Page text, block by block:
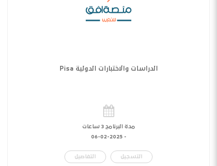
الدراسات والاختبارات الدولية Pisa
مدة البرنامج 3 ساعات
-
06-02-2025
التسجيل التفاصيل